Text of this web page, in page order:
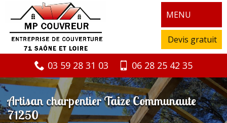
MENU
Devis gratuit
03 59 28 31 03 06 28 25 42 35
Artisan charpentier Taize Communaute
71250